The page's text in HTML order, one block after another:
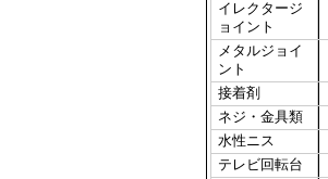
イレクタージ
ョイント
メタルジョイ
ント
接着剤
ネジ・金具類
水性ニス
テレビ回転台